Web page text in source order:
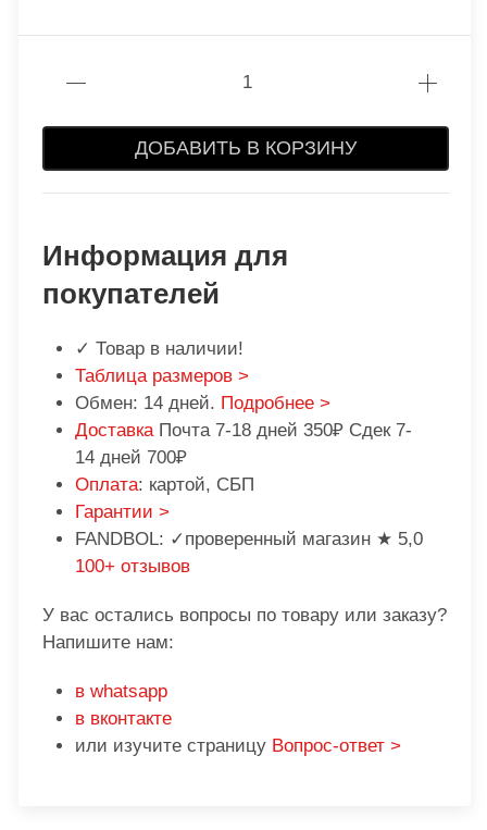
ДОБАВИТЬ В КОРЗИНУ
Информация для
покупателей
✓ Товар в наличии!
Таблица размеров >
Обмен: 14 дней. Подробнее >
Доставка Почта 7-18 дней 350₽ Сдек 7-
14 дней 700₽
Оплата: картой, СБП
Гарантии >
FANDBOL: ✓проверенный магазин ★ 5,0
100+ отзывов
У вас остались вопросы по товару или заказу?
Напишите нам:
в whatsapp
в вконтакте
или изучите страницу Вопрос-ответ >